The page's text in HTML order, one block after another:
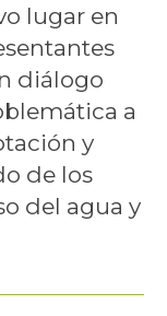
lugar en
diálogo
a
y
de los
del agua y